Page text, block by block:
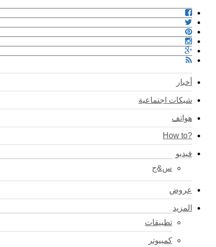
أخبار
شبكات اجتماعية
هواتف
?How to
فيديو
س&ج
عروض
المزيد
تطبيقات
كمبيوتر